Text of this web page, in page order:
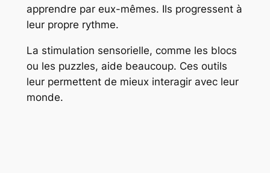
apprendre par eux-mêmes. Ils progressent à
leur propre rythme.
La stimulation sensorielle, comme les blocs
ou les puzzles, aide beaucoup. Ces outils
leur permettent de mieux interagir avec leur
monde.